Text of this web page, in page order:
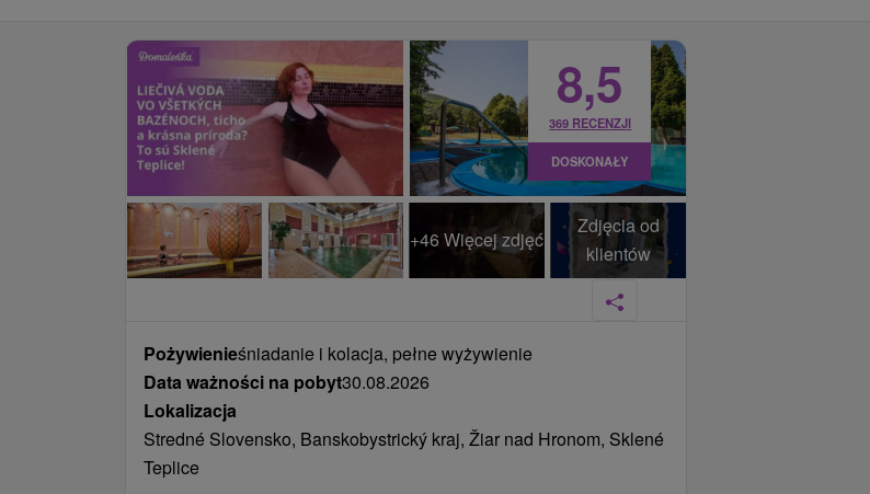
+46 Więcej zdjęć
Zdjęcia od
klientów
8,5
369 RECENZJI
DOSKONAŁY
Pożywienieśniadanie i kolacja, pełne wyżywienie
Data ważności na pobyt30.08.2026
Lokalizacja
Stredné Slovensko, Banskobystrický kraj, Žiar nad Hronom, Sklené
Teplice